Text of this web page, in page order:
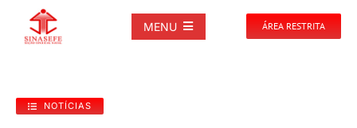
MENU
NOTÍCIAS
ÁREA RESTRITA
NOTÍCIAS